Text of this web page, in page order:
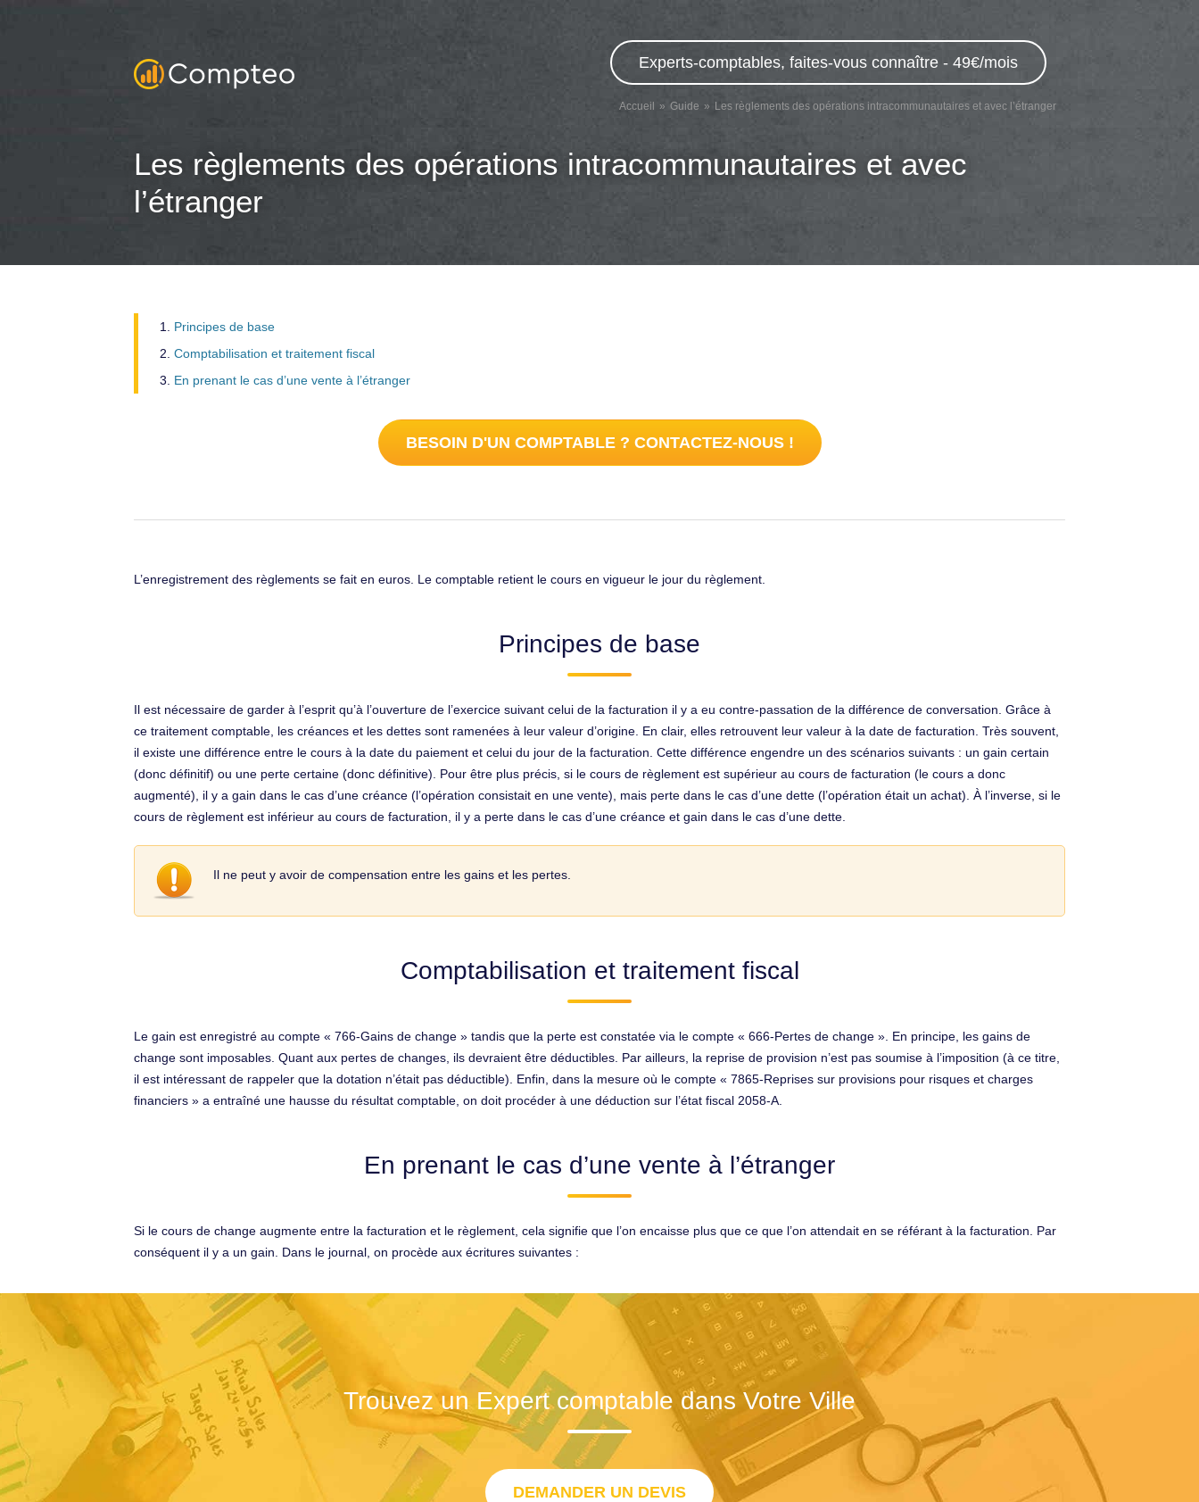
Experts-comptables, faites-vous connaître - 49€/mois
Accueil Guide Les règlements des opérations intracommunautaires et avec l’étranger
Les règlements des opérations intracommunautaires et avec
l’étranger
Principes de base
Comptabilisation et traitement fiscal
En prenant le cas d’une vente à l’étranger
BESOIN D'UN COMPTABLE ? CONTACTEZ-NOUS !
L’enregistrement des règlements se fait en euros. Le comptable retient le cours en vigueur le jour du règlement.
Principes de base
Il est nécessaire de garder à l’esprit qu’à l’ouverture de l’exercice suivant celui de la facturation il y a eu contre-passation de la différence de conversation. Grâce à
ce traitement comptable, les créances et les dettes sont ramenées à leur valeur d’origine. En clair, elles retrouvent leur valeur à la date de facturation. Très souvent,
il existe une différence entre le cours à la date du paiement et celui du jour de la facturation. Cette différence engendre un des scénarios suivants : un gain certain
(donc définitif) ou une perte certaine (donc définitive). Pour être plus précis, si le cours de règlement est supérieur au cours de facturation (le cours a donc
augmenté), il y a gain dans le cas d’une créance (l’opération consistait en une vente), mais perte dans le cas d’une dette (l’opération était un achat). À l’inverse, si le
cours de règlement est inférieur au cours de facturation, il y a perte dans le cas d’une créance et gain dans le cas d’une dette.
Il ne peut y avoir de compensation entre les gains et les pertes.
Comptabilisation et traitement fiscal
Le gain est enregistré au compte « 766-Gains de change » tandis que la perte est constatée via le compte « 666-Pertes de change ». En principe, les gains de
change sont imposables. Quant aux pertes de changes, ils devraient être déductibles. Par ailleurs, la reprise de provision n’est pas soumise à l’imposition (à ce titre,
il est intéressant de rappeler que la dotation n’était pas déductible). Enfin, dans la mesure où le compte « 7865-Reprises sur provisions pour risques et charges
financiers » a entraîné une hausse du résultat comptable, on doit procéder à une déduction sur l’état fiscal 2058-A.
En prenant le cas d’une vente à l’étranger
Si le cours de change augmente entre la facturation et le règlement, cela signifie que l’on encaisse plus que ce que l’on attendait en se référant à la facturation. Par
conséquent il y a un gain. Dans le journal, on procède aux écritures suivantes :
Trouvez un Expert comptable dans Votre Ville
DEMANDER UN DEVIS